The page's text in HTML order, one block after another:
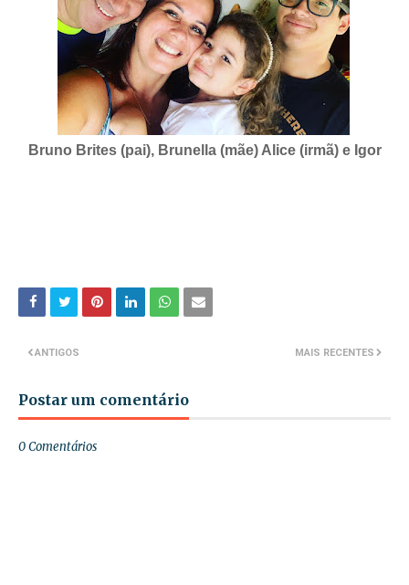
Bruno Brites (pai), Brunella (mãe) Alice (irmã) e Igor
MAIS RECENTES
ANTIGOS
Postar um comentário
0 Comentários